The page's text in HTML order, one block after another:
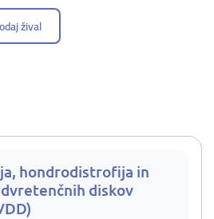
žival
hondrodistrofija in
diskov